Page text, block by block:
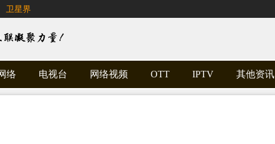
卫星界
络 电视台 网络视频 OTT IPTV 其他资讯